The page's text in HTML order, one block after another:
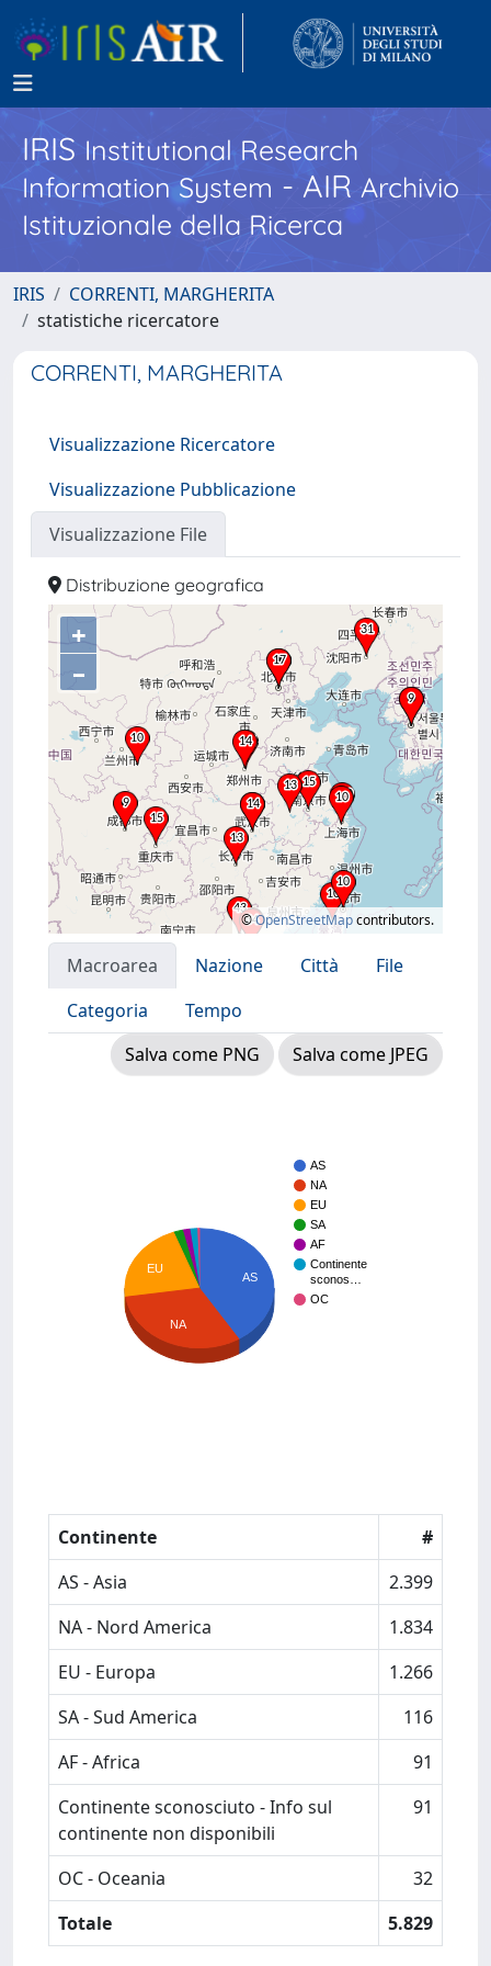
IRISInstitutional Research
Information System - AIR Archivio
Istituzionale della Ricerca
IRIS
CORRENTI, MARGHERITA
statistiche ricercatore
CORRENTI, MARGHERITA
Visualizzazione Ricercatore
Visualizzazione Pubblicazione
Visualizzazione File
Distribuzione geografica
+
–
©OpenStreetMapcontributors.
Macroarea Nazione Città
File
Categoria
Tempo
Salva come PNG
Salva come JPEG
AS
NA
EU
SA
AF
Continente
sconos…
OC
AS
EU
NA
Continente
#
AS - Asia
2.399
NA - Nord America
1.834
EU - Europa
1.266
SA - Sud America
116
AF - Africa
91
Continente sconosciuto - Info sul
continente non disponibili
91
OC - Oceania
32
Totale
5.829